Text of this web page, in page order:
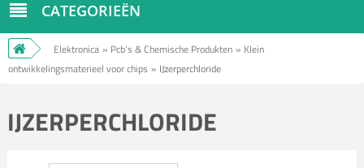
CATEGORIEËN
Elektronica » Pcb's & Chemische Produkten » Klein
ontwikkelingsmaterieel voor chips » IJzerperchloride
IJZERPERCHLORIDE